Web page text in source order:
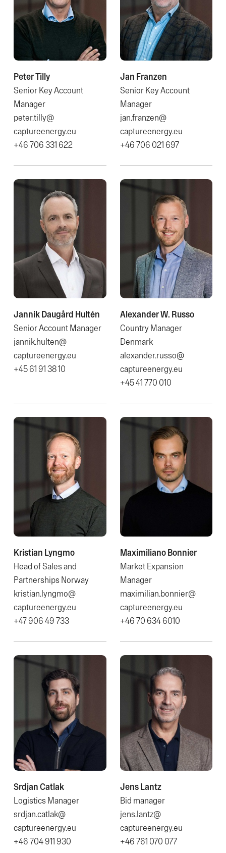
Peter Tilly
Senior Key Account
Manager
peter.tilly@​
captureenergy.eu
+46 706 331 622
Jan Franzen
Senior Key Account
Manager
jan.franzen@​
captureenergy.eu
+46 706 021 697
Jannik Daugård Hultén
Senior Account Manager
jannik.hulten@​
captureenergy.eu
+45 61 91 38 10
Alexander W. Russo
Country Manager
Denmark
alexander.russo@​
captureenergy.eu
+45 41 770 010
Kristian Lyngmo
Head of Sales and
Partnerships Norway
kristian.lyngmo@​
captureenergy.eu
+47 906 49 733
Maximiliano Bonnier
Market Expansion
Manager
maximilian.bonnier@​
captureenergy.eu
+46 70 634 6010
Srdjan Catlak
Logistics Manager
srdjan.catlak@​
captureenergy.eu
+46 704 911 930
Jens Lantz
Bid manager
jens.lantz@​
captureenergy.eu
+46 761 070 077